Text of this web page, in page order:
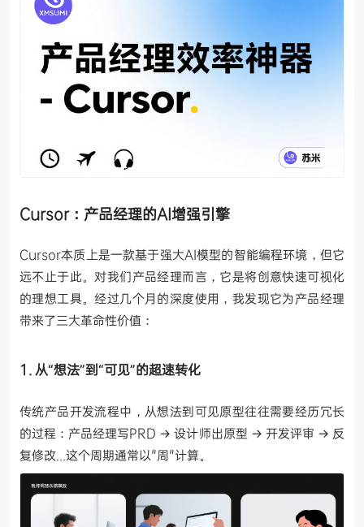
Cursor：产品经理的AI增强引擎
Cursor本质上是一款基于强大AI模型的智能编程环境，但它
远不止于此。对我们产品经理而言，它是将创意快速可视化
的理想工具。经过几个月的深度使用，我发现它为产品经理
带来了三大革命性价值：
1. 从“想法”到“可见”的超速转化
传统产品开发流程中，从想法到可见原型往往需要经历冗长
的过程：产品经理写PRD → 设计师出原型 → 开发评审 → 反
复修改...这个周期通常以"周"计算。